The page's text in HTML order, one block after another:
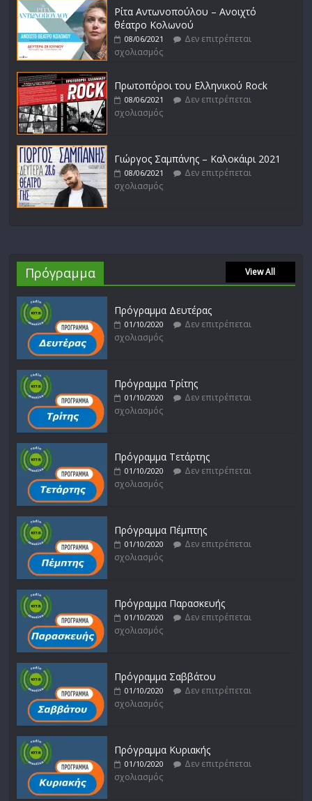
Ρίτα Αντωνοπούλου – Ανοιχτό
θέατρο Κολωνού
08/06/2021
Δεν επιτρέπεται
σχολιασμός
Πρωτοπόροι του Ελληνικού Rock
08/06/2021
Δεν επιτρέπεται
σχολιασμός
Γιώργος Σαμπάνης – Καλοκάιρι 2021
08/06/2021
Δεν επιτρέπεται
σχολιασμός
Πρόγραμμα View All
Πρόγραμμα Δευτέρας
01/10/2020
Δεν επιτρέπεται
σχολιασμός
Πρόγραμμα Τρίτης
01/10/2020
Δεν επιτρέπεται
σχολιασμός
Πρόγραμμα Τετάρτης
01/10/2020
Δεν επιτρέπεται
σχολιασμός
Πρόγραμμα Πέμπτης
01/10/2020
Δεν επιτρέπεται
σχολιασμός
Πρόγραμμα Παρασκευής
01/10/2020
Δεν επιτρέπεται
σχολιασμός
Πρόγραμμα Σαββάτου
01/10/2020
Δεν επιτρέπεται
σχολιασμός
Πρόγραμμα Κυριακής
01/10/2020
Δεν επιτρέπεται
σχολιασμός